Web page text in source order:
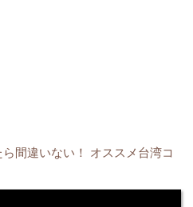
間違いない！ オススメ台湾コ